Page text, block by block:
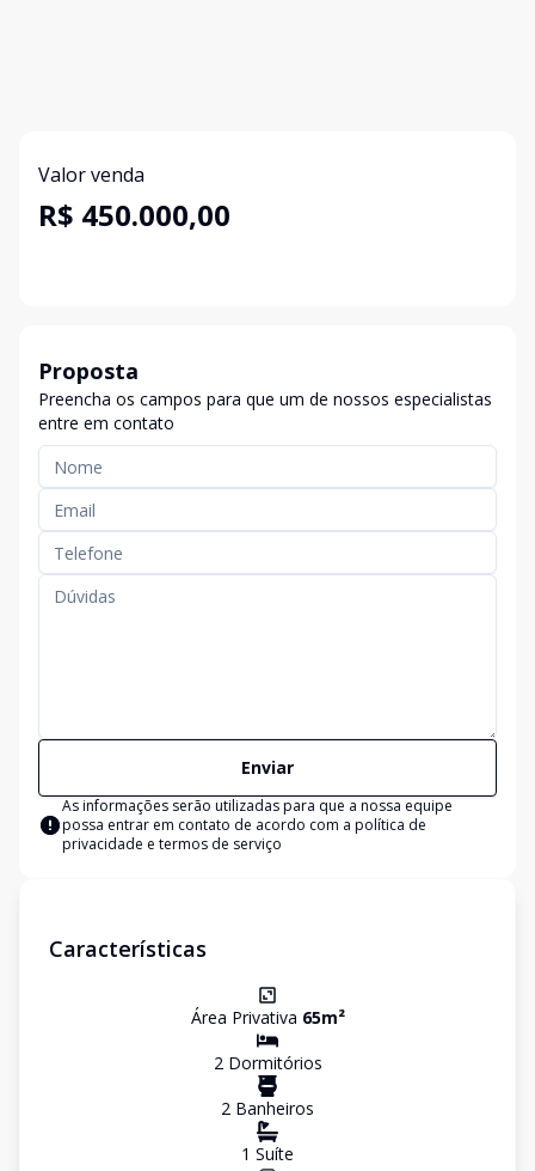
Valor venda
R$ 450.000,00
Proposta
Preencha os campos para que um de nossos especialistas
entre em contato
Enviar
As informações serão utilizadas para que a nossa equipe
possa entrar em contato de acordo com a política de
privacidade e termos de serviço
Características
Área Privativa 65m²
2Dormitórios
2 Banheiros
1 Suíte